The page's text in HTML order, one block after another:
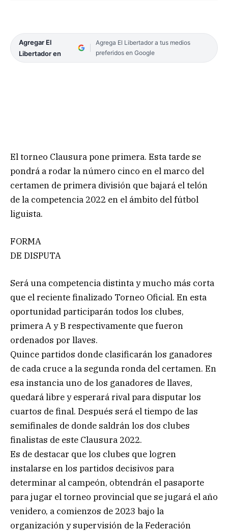
Agregar El
Libertador en
Agrega El Libertador a tus medios
preferidos en Google
El torneo Clausura pone primera. Esta tarde se
pondrá a rodar la número cinco en el marco del
certamen de primera división que bajará el telón
de la competencia 2022 en el ámbito del fútbol
liguista.
FORMA
DE DISPUTA
Será una competencia distinta y mucho más corta
que el reciente finalizado Torneo Oficial. En esta
oportunidad participarán todos los clubes,
primera A y B respectivamente que fueron
ordenados por llaves.
Quince partidos donde clasificarán los ganadores
de cada cruce a la segunda ronda del certamen. En
esa instancia uno de los ganadores de llaves,
quedará libre y esperará rival para disputar los
cuartos de final. Después será el tiempo de las
semifinales de donde saldrán los dos clubes
finalistas de este Clausura 2022.
Es de destacar que los clubes que logren
instalarse en los partidos decisivos para
determinar al campeón, obtendrán el pasaporte
para jugar el torneo provincial que se jugará el año
venidero, a comienzos de 2023 bajo la
organización y supervisión de la Federación